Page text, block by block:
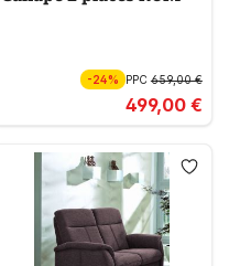
-24% PPC659,00 €
499,00 €